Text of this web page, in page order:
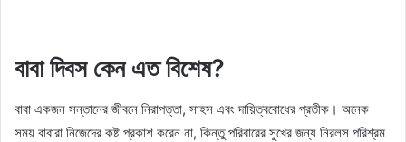
বাবা দিবস কেন এত বিশেষ?
বাবা একজন সন্তানের জীবনে নিরাপত্তা, সাহস এবং দায়িত্ববোধের প্রতীক। অনেক
সময় বাবারা নিজেদের কষ্ট প্রকাশ করেন না, কিন্তু পরিবারের সুখের জন্য নিরলস পরিশ্রম